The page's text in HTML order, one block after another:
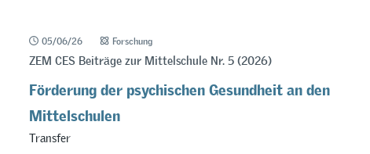
05/06/26 Forschung
ZEM CES Beiträge zur Mittelschule Nr. 5 (2026)
Förderung der psychischen Gesundheit an den
Mittelschulen
Transfer